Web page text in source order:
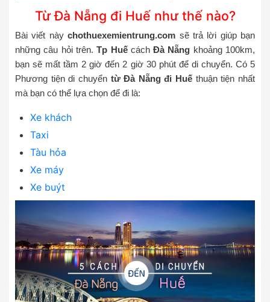
Từ Đà Nẵng đi Huế như thế nào?
Bài viết nàychothuexemientrung.com sẽ trả lời giúp bạn
những câu hỏi trên.Tp HuếcáchĐà Nẵng khoảng 100km,
bạn sẽ mất tầm 2 giờ đến 2 giờ 30 phút để di chuyển. Có 5
Phương tiện di chuyển từ Đà Nẵng đi Huế thuận tiện nhất
mà bạn có thể lựa chọn để đi là:
Xe khách
Taxi
Tàu hỏa
Xe máy
Xe buýt